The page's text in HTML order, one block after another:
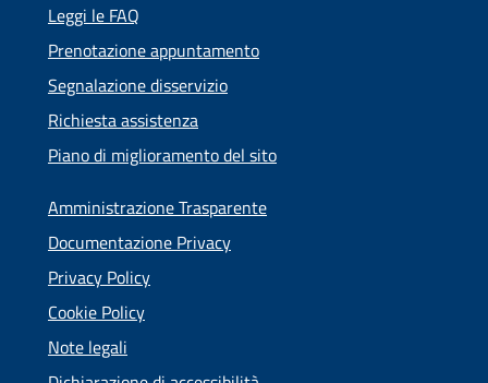
Leggi le FAQ
Prenotazione appuntamento
Segnalazione disservizio
Richiesta assistenza
Piano di miglioramento del sito
Amministrazione Trasparente
Documentazione Privacy
Privacy Policy
Cookie Policy
Note legali